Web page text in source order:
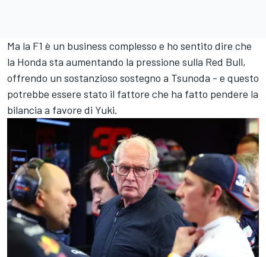
Ma la F1 è un business complesso e ho sentito dire che
la Honda sta aumentando la pressione sulla Red Bull,
offrendo un sostanzioso sostegno a Tsunoda - e questo
potrebbe essere stato il fattore che ha fatto pendere la
bilancia a favore di Yuki.